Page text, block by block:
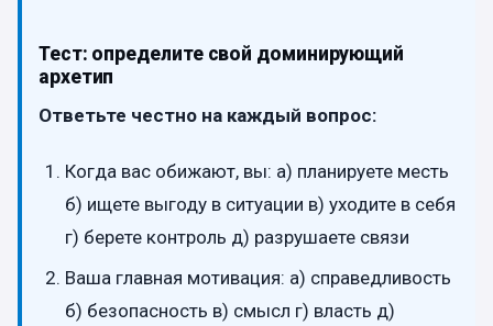
Тест: определите свой доминирующий
архетип
Ответьте честно на каждый вопрос:
Когда вас обижают, вы: а) планируете месть
б) ищете выгоду в ситуации в) уходите в себя
г) берете контроль д) разрушаете связи
Ваша главная мотивация: а) справедливость
б) безопасность в) смысл г) власть д)